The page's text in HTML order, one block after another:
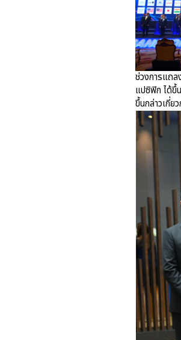
ช่วงการแถ
แปซิฟิก ได้ขึ้
ขึ้นกล่าวเกี่